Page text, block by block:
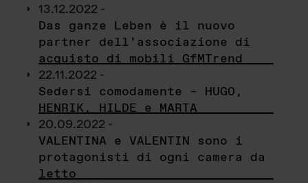
13.12.2022 -
Das ganze Leben è il nuovo
partner dell’associazione di
acquisto di mobili GfMTrend
22.11.2022 -
Sedersi comodamente – HUGO,
HENRIK, HILDE e MARTA
20.09.2022 -
VALENTINA e VALENTIN sono i
protagonisti di ogni camera da
letto